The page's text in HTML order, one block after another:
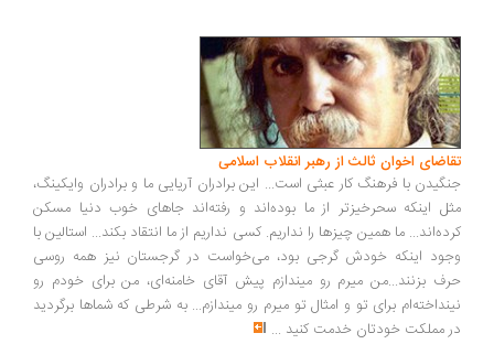
اخوان ثالث از رهبر انقلاب اسلامی
با فرهنگ کار عبثی است... این برادران آریایی ما و برادران وایکینگ،
اینکه سحرخیزتر از ما بوده‌اند و رفته‌اند جاهای خوب دنیا مسکن
ما همین چیزها را نداریم. کسی نداریم از ما انتقاد بکند... استالین با
اینکه خودش گرجی بود، می‌خواست در گرجستان نیز همه روسی
بزنند...من میرم رو میندازم پیش آقای خامنه‌ای، من برای خودم رو
برای تو و امثال تو میرم رو میندازم... به شرطی که شماها برگردید
مملکت خودتان خدمت کنید...